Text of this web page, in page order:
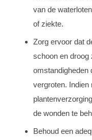
van de
of ziekte.
Zorg ervoor dat
schoon en droog
omstandigheden
vergroten. Indien
de wonden te
Behoud een